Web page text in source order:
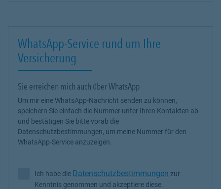
WhatsApp-Service rund um Ihre
Versicherung
Sie erreichen mich auch über WhatsApp
Um mir eine WhatsApp-Nachricht senden zu können,
speichern Sie einfach die Nummer unter Ihren Kontakten ab
und bestätigen Sie bitte vorab die
Datenschutzbestimmungen, um meine Nummer für den
WhatsApp-Service anzuzeigen.
Ich habe die Datenschutzbestimmungen zur Kenntnis
Ich habe die Datenschutzbestimmungen zur
Kenntnis genommen und akzeptiere diese.